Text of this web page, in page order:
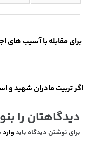
برای مقابله با آسیب های
اگر تربیت مادران شهید
دیدگاهتان را
برای نوشتن دیدگاه باید